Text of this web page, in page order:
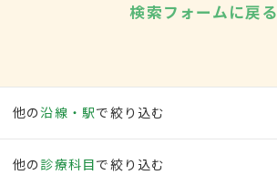
検索フォームに戻る
他の沿線・駅で絞り込む
他の 診療科目で絞り込む